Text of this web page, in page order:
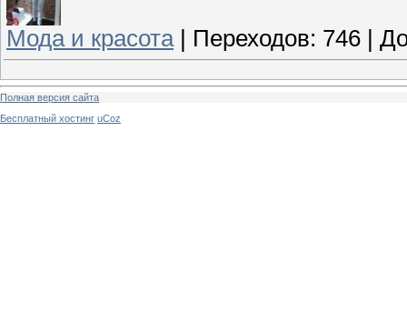
Мода и красота| Переходов: 746 |
Полная версия сайта
Бесплатный хостинг uCoz